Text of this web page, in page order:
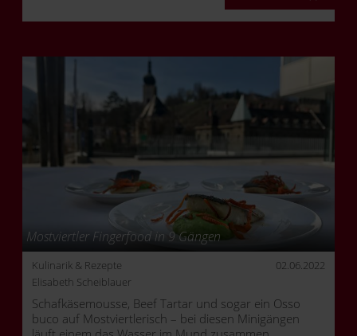
ersten Mal. Aus der virtuellen Sympathie wurde echte,
wurde Magie, wurde Liebe.
Mostviertler Fingerfood in 9 Gängen
Kulinarik & Rezepte
02.06.2022
Elisabeth Scheiblauer
Schafkäsemousse, Beef Tartar und sogar ein Osso
buco auf Mostviertlerisch – bei diesen Minigängen